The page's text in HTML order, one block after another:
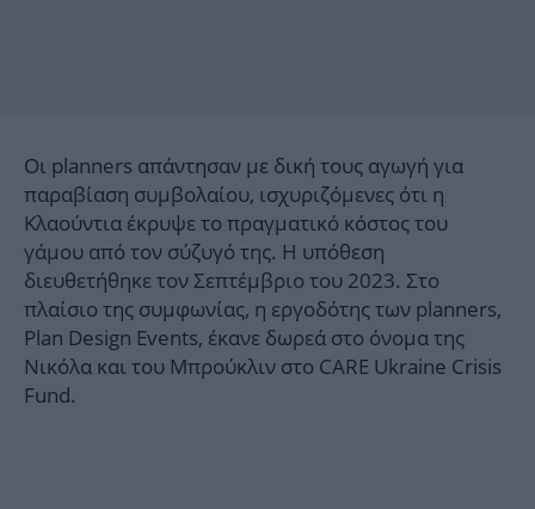
Οι planners απάντησαν με δική τους αγωγή για
παραβίαση συμβολαίου, ισχυριζόμενες ότι η
Κλαούντια έκρυψε το πραγματικό κόστος του
γάμου από τον σύζυγό της. Η υπόθεση
διευθετήθηκε τον Σεπτέμβριο του 2023. Στο
πλαίσιο της συμφωνίας, η εργοδότης των planners,
Plan Design Events, έκανε δωρεά στο όνομα της
Νικόλα και του Μπρούκλιν στο CARE Ukraine Crisis
Fund.